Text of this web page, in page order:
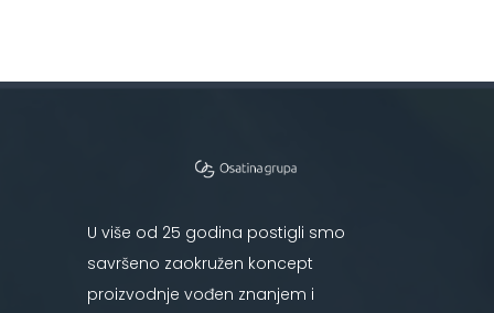
U više od 25 godina postigli smo
savršeno zaokružen koncept
proizvodnje vođen znanjem i